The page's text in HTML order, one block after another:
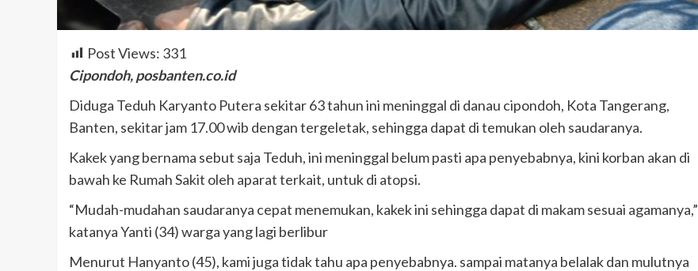
Post Views: 331
Cipondoh, posbanten.co.id
Diduga Teduh Karyanto Putera sekitar 63 tahun ini meninggal di danau cipondoh, Kota Tangerang,
Banten, sekitar jam 17.00 wib dengan tergeletak, sehingga dapat di temukan oleh saudaranya.
Kakek yang bernama sebut saja Teduh, ini meninggal belum pasti apa penyebabnya, kini korban akan di
bawah ke Rumah Sakit oleh aparat terkait, untuk di atopsi.
“Mudah-mudahan saudaranya cepat menemukan, kakek ini sehingga dapat di makam sesuai agamanya,”
katanya Yanti (34) warga yang lagi berlibur
Menurut Hanyanto (45), kami juga tidak tahu apa penyebabnya. sampai matanya belalak dan mulutnya